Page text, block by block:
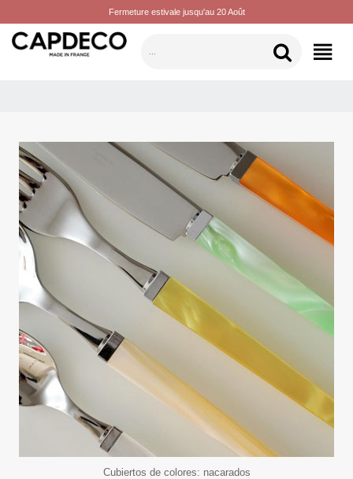
Fermeture estivale jusqu'au 20 Août
CATEGORÍAS
Cubiertos de colores: nacarados